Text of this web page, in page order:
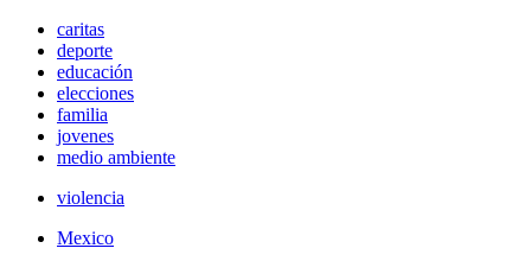
caritas
deporte
educación
elecciones
familia
jovenes
medio ambiente
violencia
Mexico